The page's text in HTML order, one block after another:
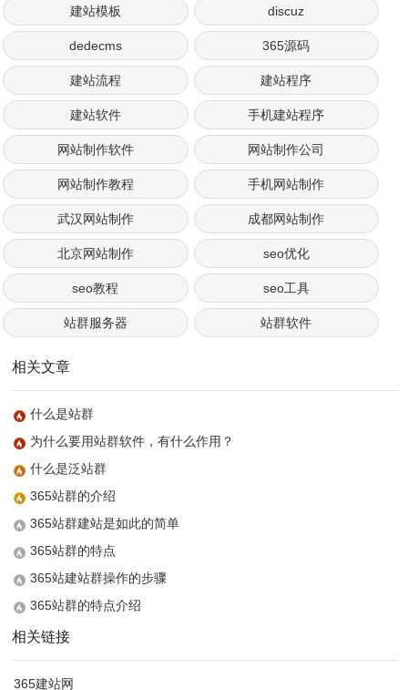
建站模板 discuz
dedecms 365源码
建站流程 建站程序
建站软件 手机建站程序
网站制作软件 网站制作公司
网站制作教程 手机网站制作
武汉网站制作 成都网站制作
北京网站制作 seo优化
seo教程 seo工具
站群服务器 站群软件
相关文章
什么是站群
为什么要用站群软件，有什么作用？
什么是泛站群
365站群的介绍
365站群建站是如此的简单
365站群的特点
365站建站群操作的步骤
365站群的特点介绍
相关链接
365建站网